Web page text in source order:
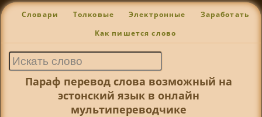
Словари Толковые Электронные Заработать
Как пишется слово
Параф перевод слова возможный на
эстонский язык в онлайн
мультипереводчике